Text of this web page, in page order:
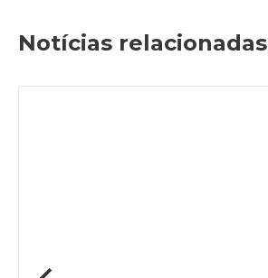
Notícias relacionadas